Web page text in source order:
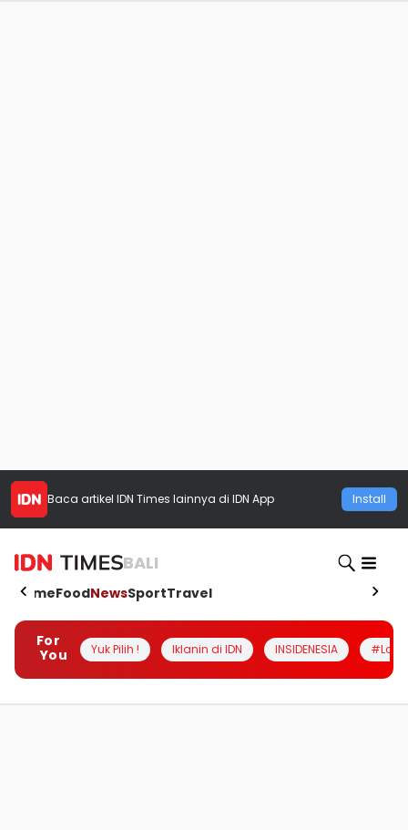
Baca artikel IDN Times lainnya di IDN App Install
BALI
HomeFoodNewsSportTravel
For
You
Yuk Pilih ! Iklanin di IDN INSIDENESIA